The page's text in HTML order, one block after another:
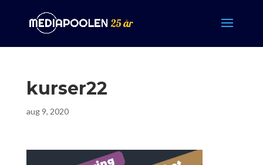
kurser22
aug 9, 2020